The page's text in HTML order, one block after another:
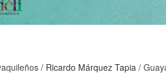
/ Ricardo Márquez Tapia /